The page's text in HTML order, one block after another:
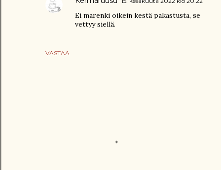
VASTAA
Ei marenki oikein kestä pakastusta, se
vettyy siellä.